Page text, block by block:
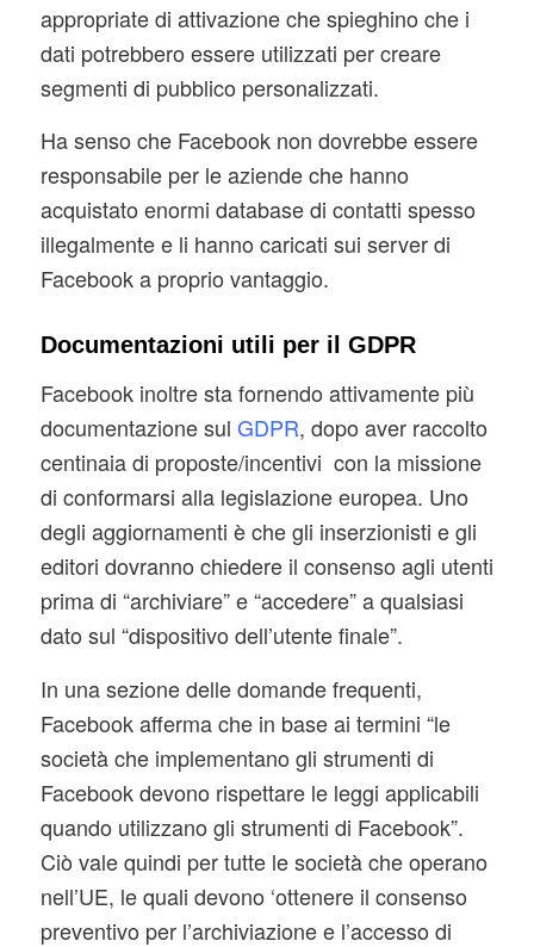
appropriate di attivazione che spieghino che i
dati potrebbero essere utilizzati per creare
segmenti di pubblico personalizzati.
Ha senso che Facebook non dovrebbe essere
responsabile per le aziende che hanno
acquistato enormi database di contatti spesso
illegalmente e li hanno caricati sui server di
Facebook a proprio vantaggio.
Documentazioni utili per il GDPR
Facebook inoltre sta fornendo attivamente più
documentazione sul GDPR, dopo aver raccolto
centinaia di proposte/incentivi con la missione
di conformarsi alla legislazione europea. Uno
degli aggiornamenti è che gli inserzionisti e gli
editori dovranno chiedere il consenso agli utenti
prima di “archiviare” e “accedere” a qualsiasi
dato sul “dispositivo dell’utente finale”.
In una sezione delle domande frequenti,
Facebook afferma che in base ai termini “le
società che implementano gli strumenti di
Facebook devono rispettare le leggi applicabili
quando utilizzano gli strumenti di Facebook”.
Ciò vale quindi per tutte le società che operano
nell’UE, le quali devono ‘ottenere il consenso
preventivo per l’archiviazione e l’accesso di